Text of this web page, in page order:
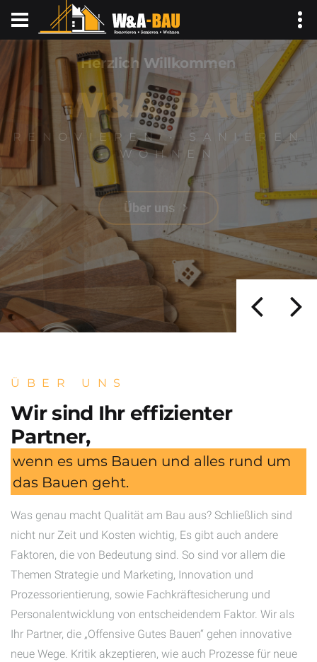
Wir bauen nach Ihren Träumen.
Leistungen
WIR SIND IHR
EFFIZIENTER PARTNER
Leistungen
ÜBER UNS
Wir sind Ihr effizienter
Partner,
wenn es ums Bauen und alles rund um
das Bauen geht.
Was genau macht Qualität am Bau aus? Schließlich sind
nicht nur Zeit und Kosten wichtig, Es gibt auch andere
Faktoren, die von Bedeutung sind. So sind vor allem die
Themen Strategie und Marketing, Innovation und
Prozessorientierung, sowie Fachkräftesicherung und
Personalentwicklung von entscheidendem Faktor. Wir als
Ihr Partner, die „Offensive Gutes Bauen“ gehen innovative
neue Wege. Kritik akzeptieren, wie auch Prozesse für neue